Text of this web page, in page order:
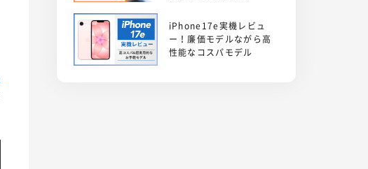
iPhone17e実機レビュ
ー！廉価モデルながら高
性能なコスパモデル